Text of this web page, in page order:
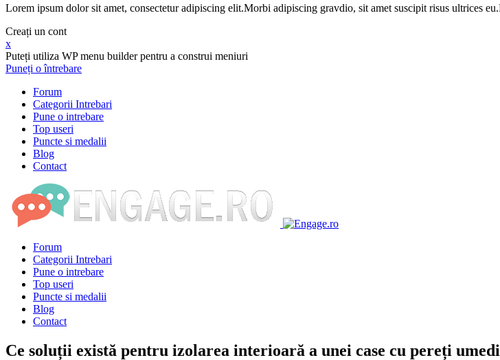
Lorem ipsum dolor sit amet, consectetur adipiscing elit.Morbi adipiscing gravdio, sit amet suscipit risus ultrices
Creați un cont
x
Puteți utiliza WP menu builder pentru a construi meniuri
Puneți o întrebare
Forum
Categorii Intrebari
Pune o intrebare
Top useri
Puncte si medalii
Blog
Contact
Forum
Categorii Intrebari
Pune o intrebare
Top useri
Puncte si medalii
Blog
Contact
Ce soluții există pentru izolarea interioară a unei case cu pereți